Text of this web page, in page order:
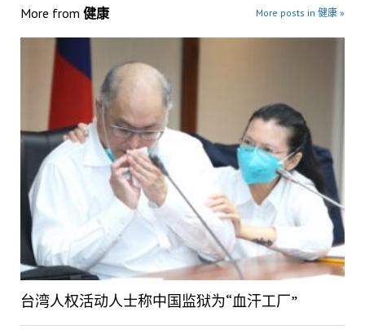
More from 健康 More posts in 健康 »
台湾人权活动人士称中国监狱为“血汗工厂”